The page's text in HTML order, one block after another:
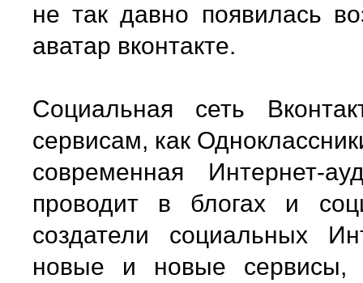
не так давно появилась
аватар вконтакте.
Социальная сеть
сервисам, как
современная Интернет-
проводит в блогах и
создатели социальных
новые и новые сервисы,